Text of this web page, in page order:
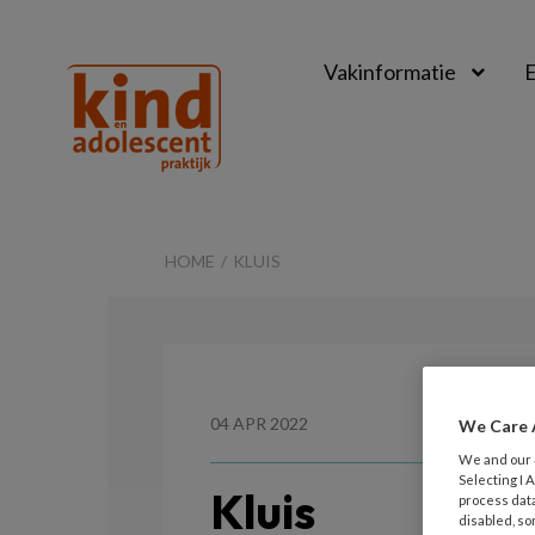
&
Vakinformatie
HOME KLUIS
04 APR 2022
Kluis
We Care
We and our
Selecting I
process
disabled,